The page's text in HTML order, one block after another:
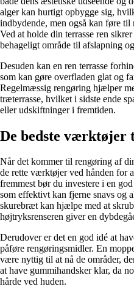
alger kan hurtigt opbygge sig,
indbydende, men også kan føre
Ved at holde din terrasse ren
behageligt område til afslapning
Desuden kan en ren terrasse
som kan gøre overfladen glat og
Regelmæssig rengøring hjælper
træterrasse, hvilket i sidste ende
eller udskiftninger i fremtiden.
De bedste værktøjer
Når det kommer til rengøring af
de rette værktøjer ved hånden for
fremmest bør du investere i en
som effektivt kan fjerne snavs og
skurebræt kan hjælpe med at
højtryksrenseren giver en
Derudover er det en god idé at
påføre rengøringsmidler. En
være nyttig til at nå de områder,
at have gummihandsker klar, da
hårde ved huden.